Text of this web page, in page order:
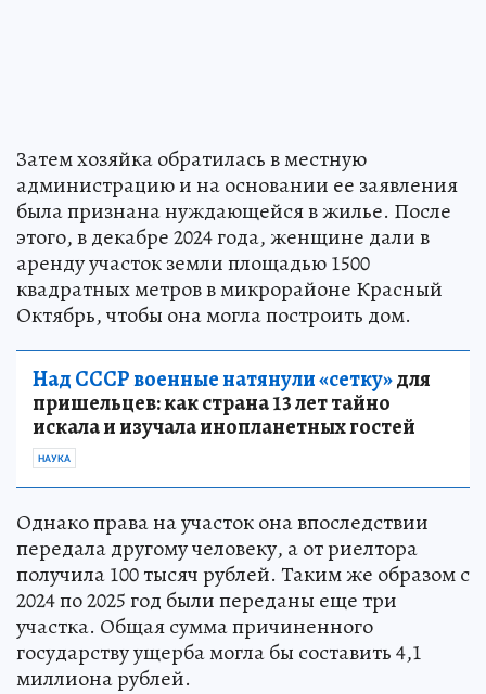
Затем хозяйка обратилась в местную
администрацию и на основании ее заявления
была признана нуждающейся в жилье. После
этого, в декабре 2024 года, женщине дали в
аренду участок земли площадью 1500
квадратных метров в микрорайоне Красный
Октябрь, чтобы она могла построить дом.
Над СССР военные натянули «сетку»для
пришельцев: как страна 13 лет тайно
искала и изучала инопланетных гостей
НАУКА
Однако права на участок она впоследствии
передала другому человеку, а от риелтора
получила 100 тысяч рублей. Таким же образом с
2024 по 2025 год были переданы еще три
участка. Общая сумма причиненного
государству ущерба могла бы составить 4,1
миллиона рублей.